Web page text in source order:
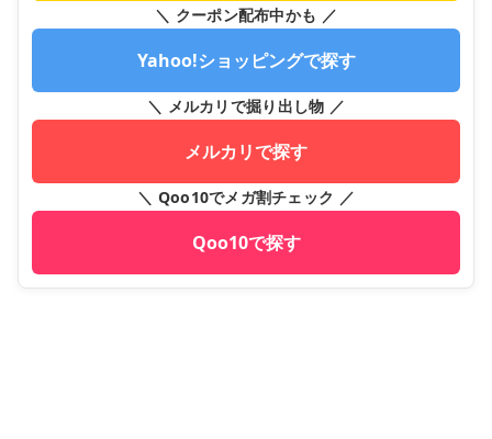
＼ クーポン配布中かも ／
Yahoo!ショッピングで探す
＼ メルカリで掘り出し物 ／
メルカリで探す
＼ Qoo10でメガ割チェック ／
Qoo10で探す